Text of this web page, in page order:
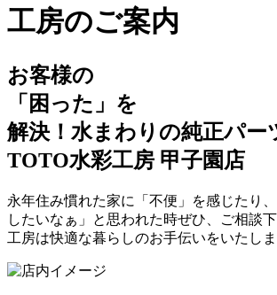
工房のご案内
お客様の
「困った」を
解決！ 水まわりの純正パー
TOTO水彩工房 甲子園店
永年住み慣れた家に「不便」を感じたり
したいなぁ」と思われた時ぜひ、ご相談
工房は快適な暮らしのお手伝いをいたしま